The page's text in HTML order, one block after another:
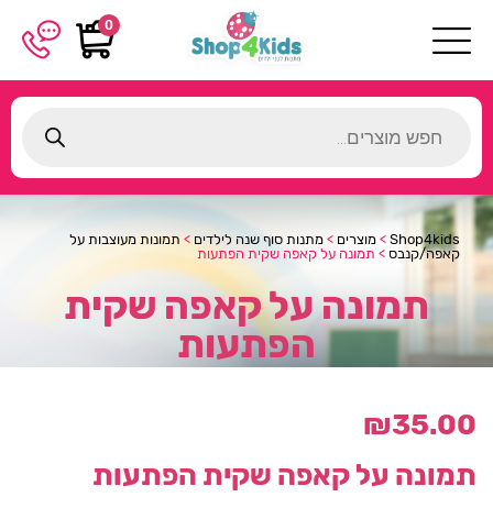
0
search
Shop4kids
> מוצרים > מתנות סוף שנה לילדים > תמונות מעוצבות על
קאפה/קנבס > תמונה על קאפה שקית הפתעות
תמונה על קאפה שקית
הפתעות
₪35.00
תמונה על קאפה שקית הפתעות